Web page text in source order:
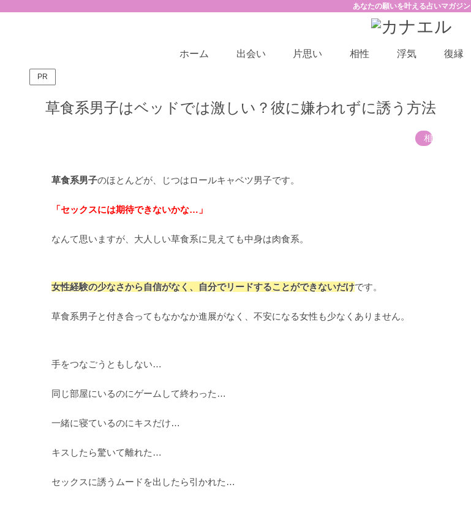
あなたの願いを叶える占いマガジン
ホーム 出会い 片思い 相性 浮気 復縁
PR
草食系男子はベッドでは激しい？彼に嫌われずに誘う方法
相性
草食系男子のほとんどが、じつはロールキャベツ男子です。
「セックスには期待できないかな…」
なんて思いますが、大人しい草食系に見えても中身は肉食系。
女性経験の少なさから自信がなく、自分でリードすることができないだけです。
草食系男子と付き合ってもなかなか進展がなく、不安になる女性も少なくありません。
手をつなごうともしない…
同じ部屋にいるのにゲームして終わった…
一緒に寝ているのにキスだけ…
キスしたら驚いて離れた…
セックスに誘うムードを出したら引かれた…